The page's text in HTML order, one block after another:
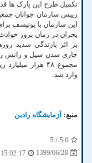
تکمیل طرح این پارک ها
رییس سازمان جوانان
این سازمان با یونیسف
بحران در زمان بروز
جاری شدن سیل و رانش
مجموع ۴۸ هزار
وارد شد.
منبع: آزمایشگاه رادین
5.0
/ 5
1399/06/28
15:02:17